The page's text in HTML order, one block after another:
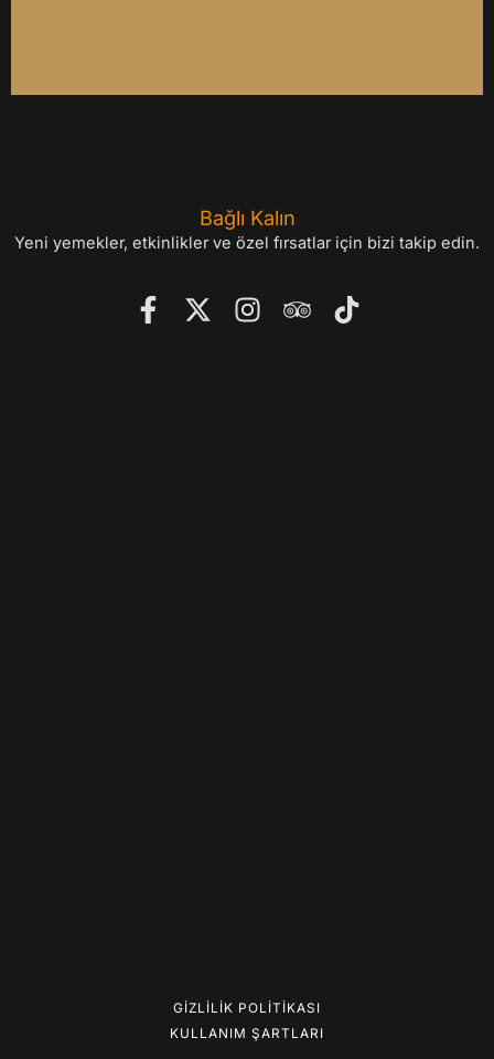
Bağlı Kalın
Yeni yemekler, etkinlikler ve özel fırsatlar için bizi takip edin.
GIZLILIK POLITIKASI
KULLANIM ŞARTLARI